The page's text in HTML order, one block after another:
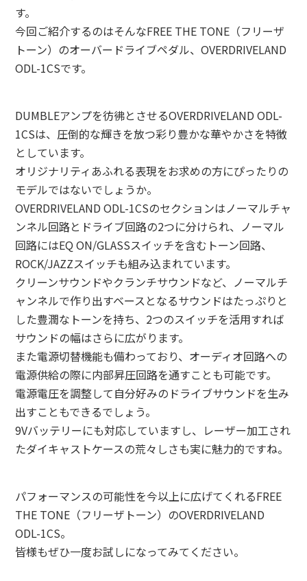
す。
今回ご紹介するのはそんなFREE THE TONE（フリーザ
トーン）のオーバードライブペダル、OVERDRIVELAND
ODL-1CSです。
DUMBLEアンプを彷彿とさせるOVERDRIVELAND ODL-
1CSは、圧倒的な輝きを放つ彩り豊かな華やかさを特徴
としています。
オリジナリティあふれる表現をお求めの方にぴったりの
モデルではないでしょうか。
OVERDRIVELAND ODL-1CSのセクションはノーマルチャ
ンネル回路とドライブ回路の2つに分けられ、ノーマル
回路にはEQ ON/GLASSスイッチを含むトーン回路、
ROCK/JAZZスイッチも組み込まれています。
クリーンサウンドやクランチサウンドなど、ノーマルチ
ャンネルで作り出すベースとなるサウンドはたっぷりと
した豊潤なトーンを持ち、2つのスイッチを活用すれば
サウンドの幅はさらに広がります。
また電源切替機能も備わっており、オーディオ回路への
電源供給の際に内部昇圧回路を通すことも可能です。
電源電圧を調整して自分好みのドライブサウンドを生み
出すこともできるでしょう。
9Vバッテリーにも対応していますし、レーザー加工され
たダイキャストケースの荒々しさも実に魅力的ですね。
パフォーマンスの可能性を今以上に広げてくれるFREE
THE TONE（フリーザトーン）のOVERDRIVELAND
ODL-1CS。
皆様もぜひ一度お試しになってみてください。